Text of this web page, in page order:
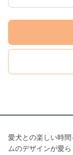
愛犬との楽しい時
ムのデザインが愛